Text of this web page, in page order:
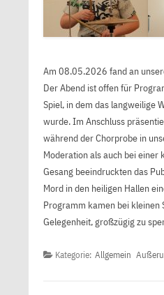
Am 08.05.2026 fand an
Der Abend ist offen für
Spiel, in dem das langweilige
wurde. Im Anschluss
während der Chorprobe in
Moderation als auch bei einer
Gesang beeindruckten das
Mord in den heiligen Hallen
Programm kamen bei kleinen
Gelegenheit, großzügig zu
Kategorie: Allgemein